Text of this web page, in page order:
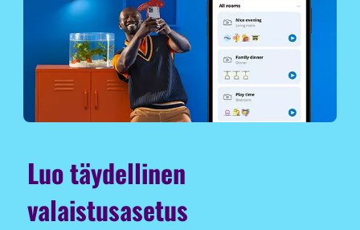
Luo täydellinen
valaistusasetus